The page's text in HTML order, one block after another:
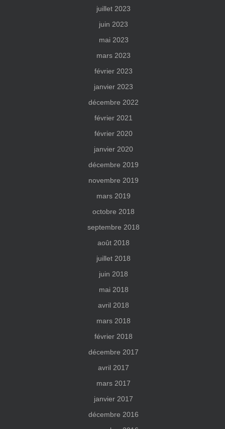
juillet 2023
juin 2023
mai 2023
mars 2023
février 2023
janvier 2023
décembre 2022
février 2021
février 2020
janvier 2020
décembre 2019
novembre 2019
mars 2019
octobre 2018
septembre 2018
août 2018
juillet 2018
juin 2018
mai 2018
avril 2018
mars 2018
février 2018
décembre 2017
avril 2017
mars 2017
janvier 2017
décembre 2016